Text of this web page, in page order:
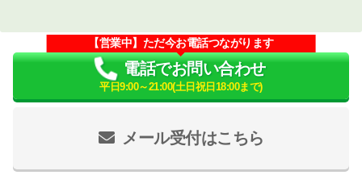
メール受付はこちら
【営業中】ただ今お電話つながります
電話でお問い合わせ
平日9:00～21:00(土日祝日18:00まで)